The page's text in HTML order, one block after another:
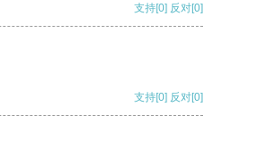
支持[0] 反对[0]
支持[0] 反对[0]